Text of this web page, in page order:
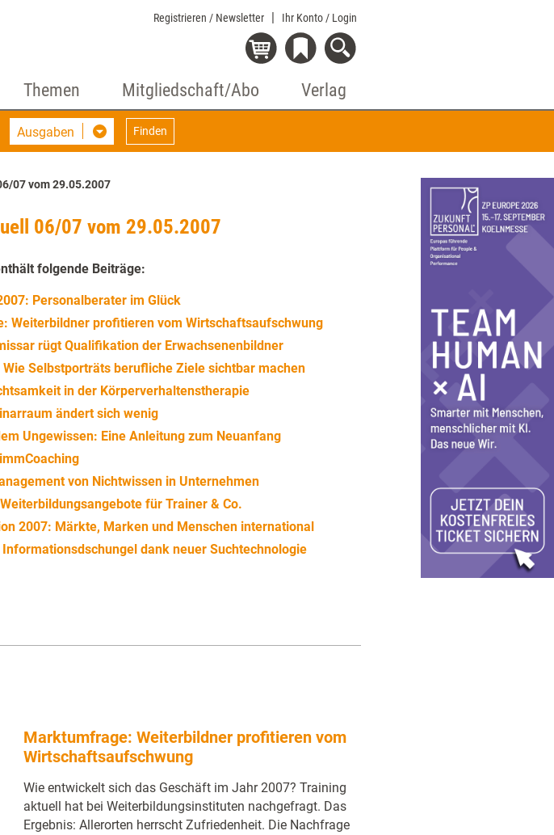
Registrieren / Newsletter Ihr Konto / Login
Themen Mitgliedschaft/Abo Verlag
Ausgaben Finden
07 vom 29.05.2007
06/07 vom 29.05.2007
folgende Beiträge:
Personalberater im Glück
Weiterbildner profitieren vom Wirtschaftsaufschwung
rügt Qualifikation der Erwachsenenbildner
Selbstporträts berufliche Ziele sichtbar machen
in der Körperverhaltenstherapie
ändert sich wenig
Ungewissen: Eine Anleitung zum Neuanfang
von Nichtwissen in Unternehmen
für Trainer & Co.
2007: Märkte, Marken und Menschen international
dank neuer Suchtechnologie
Marktumfrage: Weiterbildner profitieren vom
Wirtschaftsaufschwung
Wie entwickelt sich das Geschäft im Jahr 2007? Training
aktuell hat bei Weiterbildungsinstituten nachgefragt. Das
Ergebnis: Allerorten herrscht Zufriedenheit. Die Nachfrage